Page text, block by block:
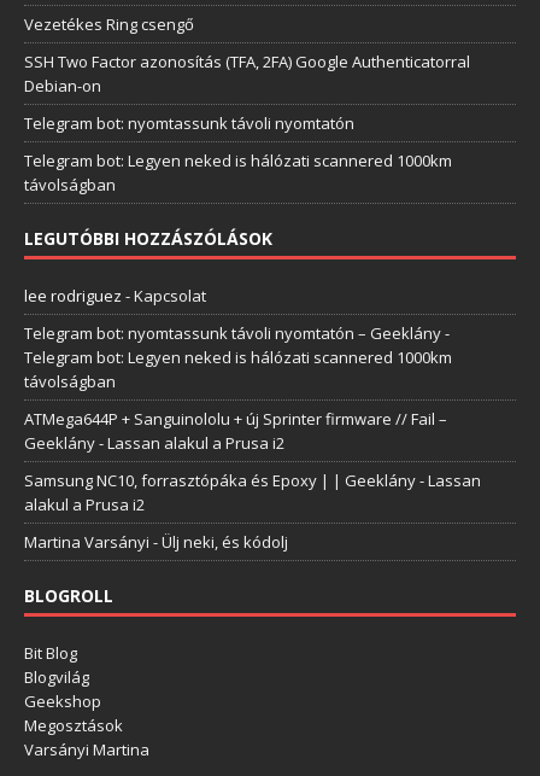
Vezetékes Ring csengő
SSH Two Factor azonosítás (TFA, 2FA) Google Authenticatorral
Debian-on
Telegram bot: nyomtassunk távoli nyomtatón
Telegram bot: Legyen neked is hálózati scannered 1000km
távolságban
LEGUTÓBBI HOZZÁSZÓLÁSOK
lee rodriguez -Kapcsolat
Telegram bot: nyomtassunk távoli nyomtatón – Geeklány-
Telegram bot: Legyen neked is hálózati scannered 1000km
távolságban
ATMega644P + Sanguinololu + új Sprinter firmware // Fail –
Geeklány-Lassan alakul a Prusa i2
Samsung NC10, forrasztópáka és Epoxy | | Geeklány-Lassan
alakul a Prusa i2
Martina Varsányi -Ülj neki, és kódolj
BLOGROLL
Bit Blog
Blogvilág
Geekshop
Megosztások
Varsányi Martina